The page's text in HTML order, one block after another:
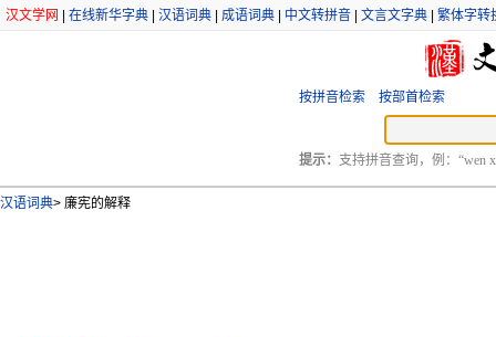
汉文学网 在线新华字典 汉语词典 成语词典 中文转拼音 文言文字典 繁体字转
按拼音检索 按部首检索
提示： 支持拼音查询，例：“wen
汉语词典> 廉宪的解释